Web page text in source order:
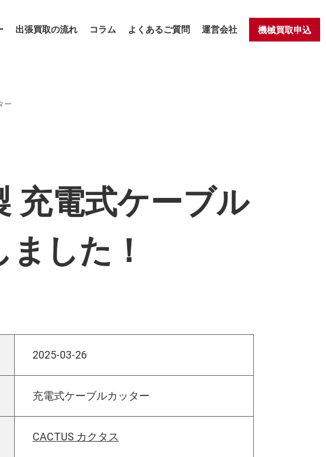
出張買取の流れ コラム よくあるご質問 運営会社 機械買取申込
ー
充電式ケーブル
した！
2025-03-26
充電式ケーブルカッター
CACTUS カクタス